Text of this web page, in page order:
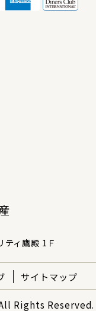
ィ鷹殿 1Ｆ
サイトマップ
Rights Reserved.